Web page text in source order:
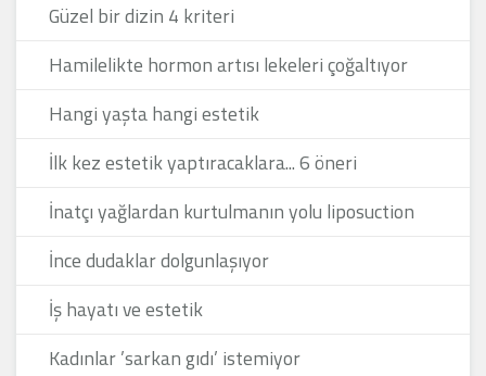
Güzel bir dizin 4 kriteri
Hamilelikte hormon artısı lekeleri çoğaltıyor
Hangi yaşta hangi estetik
İlk kez estetik yaptıracaklara... 6 öneri
İnatçı yağlardan kurtulmanın yolu liposuction
İnce dudaklar dolgunlaşıyor
İş hayatı ve estetik
Kadınlar ’sarkan gıdı’ istemiyor